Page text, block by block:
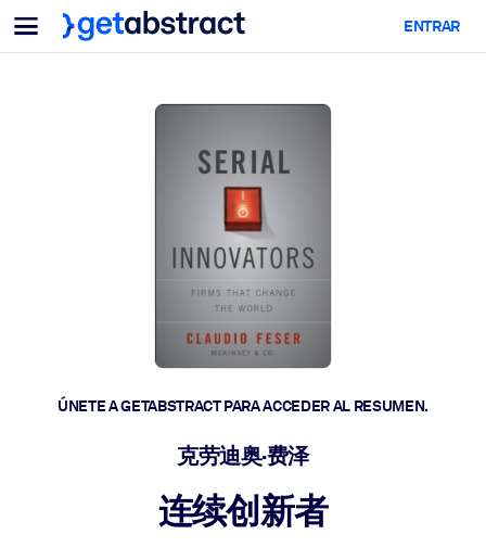
Menu
Para equipos y líderes
Upskilling en IA
Desarrollo de liderazgo
Prepare a sus líderes para la próxima era laboral.
Aprendizaje colaborativo
Facilite que los equipos aprendan juntos, resuelvan problemas
reales y actúen más rápido.
Construya una fuerza laboral más saludable y resiliente.
Para sistemas de IA
ENTRAR
ÚNETE A GETABSTRACT PARA ACCEDER AL RESUMEN.
克劳迪奥·费泽
连续创新者